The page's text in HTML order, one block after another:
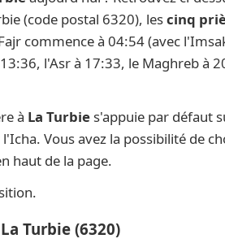
(code postal 6320), lescinq
commence à 04:54 (avec
l'Asr à 17:33, le Maghreb à
à La Turbie s'appuie par défaut
Vous avez la possibilité de
haut de la page.
Turbie (6320)